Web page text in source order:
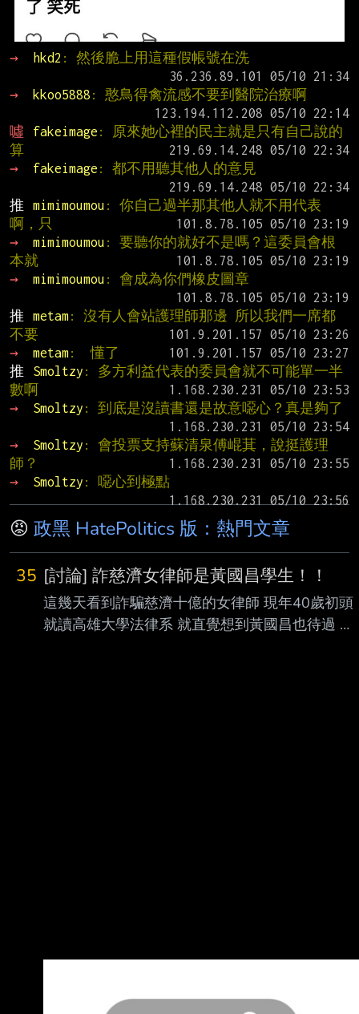
→ hkd2 : 然後脆上用這種假帳號在洗
→
kkoo5888 : 憨鳥得禽流感不要到醫院治療啊
噓
fakeimage : 原來她心裡的民主就是只有自己說的
算
→
fakeimage : 都不用聽其他人的意見
推
mimimoumou : 你自己過半那其他人就不用代表
啊，只
→
mimimoumou : 要聽你的就好不是嗎？這委員會根
本就
→
mimimoumou : 會成為你們橡皮圖章
推
metam: 沒有人會站護理師那邊 所以我們一席都
不要
→
metam:  懂了
推
Smoltzy : 多方利益代表的委員會就不可能單一半
數啊
→
Smoltzy : 到底是沒讀書還是故意噁心？真是夠了
→
Smoltzy : 會投票支持蘇清泉傅崐萁，說挺護理
師？
→
Smoltzy : 噁心到極點
😡 政黑 HatePolitics 版：熱門文章
35 [討論] 詐慈濟女律師是黃國昌學生！！
這幾天看到詐騙慈濟十億的女律師 現年40歲初頭
就讀高雄大學法律系 就直覺想到黃國昌也待過 時